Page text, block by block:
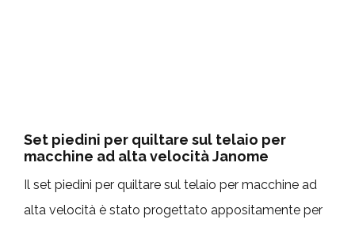
Set piedini per quiltare sul telaio per
macchine ad alta velocità Janome
Il set piedini per quiltare sul telaio per macchine ad
alta velocità è stato progettato appositamente per